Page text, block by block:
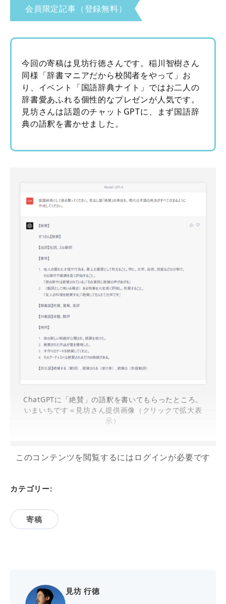
会員限定記事（登録無料）
今回の寄稿は見坊行徳さんです。稲川智樹さん
同様「辞書マニアだから校閲者をやって」お
り、イベント「国語辞典ナイト」ではお二人の
辞書愛あふれる個性的なプレゼンが人気です。
見坊さんは話題のチャットGPTに、まず国語辞
典の語釈を書かせました。
ChatGPTに「絶賛」の語釈を書いてもらったところ。
いまいちです＝見坊さん提供画像（クリックで拡大表
示）
このコンテンツを閲覧するにはログインが必要です
カテゴリー:
寄稿
見坊 行徳